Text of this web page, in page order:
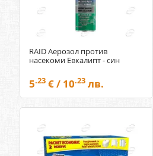
RAID Аерозол против
насекоми Евкалипт - син
5.23 € / 10.23 лв.